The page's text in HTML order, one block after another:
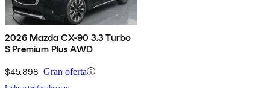
2026 Mazda CX-90 3.3 Turbo
S Premium Plus AWD
$45,898 Gran oferta